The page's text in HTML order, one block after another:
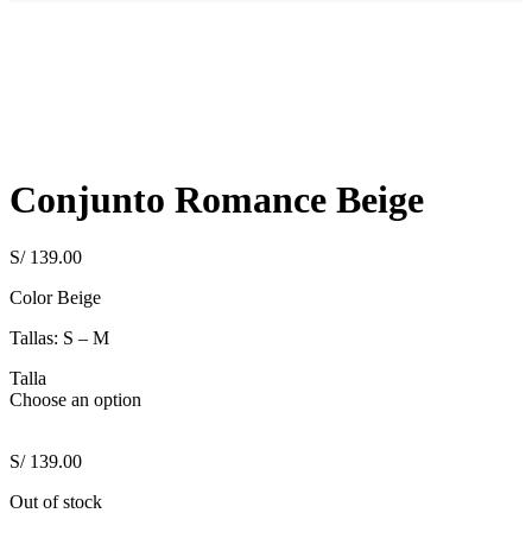
Conjunto Romance Beige
S/139.00
Color Beige
Tallas: S – M
Talla
Choose an option
S/139.00
Out of stock